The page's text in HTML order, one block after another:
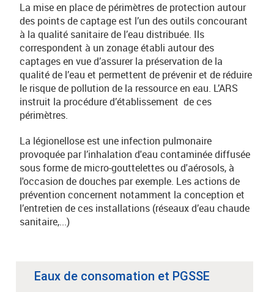
La mise en place de périmètres de protection autour
des points de captage est l’un des outils concourant
à la qualité sanitaire de l’eau distribuée. Ils
correspondent à un zonage établi autour des
captages en vue d’assurer la préservation de la
qualité de l’eau et permettent de prévenir et de réduire
le risque de pollution de la ressource en eau. L’ARS
instruit la procédure d’établissement de ces
périmètres.
La légionellose est une infection pulmonaire
provoquée par l’inhalation d'eau contaminée diffusée
sous forme de micro-gouttelettes ou d'aérosols, à
l'occasion de douches par exemple. Les actions de
prévention concernent notamment la conception et
l’entretien de ces installations (réseaux d’eau chaude
sanitaire,...)
Eaux de consomation et PGSSE